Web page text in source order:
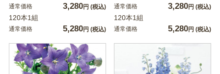
通常価格 3,280円 (税込)
120本1組
通常価格 5,280円 (税込)
通常価格 3,280円 (税込)
120本1組
通常価格 5,280円 (税込)